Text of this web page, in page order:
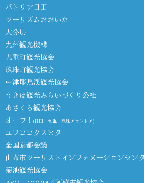
パトリア日田
ツーリズムおおいた
大分県
九州観光機構
九重町観光協会
玖珠町観光協会
中津耶馬渓観光協会
うきは観光みらいづくり公社
あさくら観光協会
オーワ！ (日田・九重・玖珠アウトドア)
ユフココクスヒタ
全国京都会議
由布市ツーリストインフォメーションセン
菊池観光協会